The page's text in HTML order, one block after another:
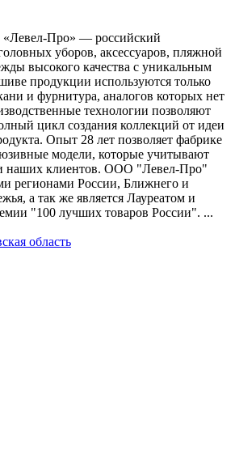
Про» — российский
уборов, аксессуаров, пляжной
высокого качества с уникальным
продукции используются только
и фурнитура, аналогов которых нет
технологии позволяют
цикл создания коллекций от идеи
Опыт 28 лет позволяет фабрике
модели, которые учитывают
наших клиентов. ООО "Левел-Про"
регионами России, Ближнего и
а так же является Лауреатом и
"100 лучших товаров России". ...
область